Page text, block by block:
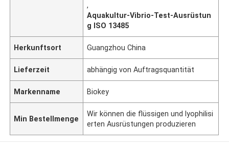
,
Aquakultur-Vibrio-Test-Ausrüstun
g ISO 13485
Herkunftsort Guangzhou China
Lieferzeit abhängig von Auftragsquantität
Markenname Biokey
Min Bestellmenge
Wir können die flüssigen und lyophilisi
erten Ausrüstungen produzieren